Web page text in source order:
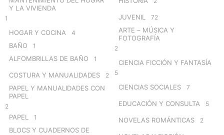
Y LA VIVIENDA
1
HOGAR Y COCINA 4
BAÑO 1
ALFOMBRILLAS DE BAÑO 1
COSTURA Y MANUALIDADES 2
PAPEL Y MANUALIDADES CON
PAPEL
2
PAPEL 1
BLOCS Y CUADERNOS DE
JUVENIL 72
ARTE – MÚSICA Y
FOTOGRAFÍA
2
CIENCIA FICCIÓN Y FANTASÍA
5
CIENCIAS SOCIALES 7
EDUCACIÓN Y CONSULTA 5
NOVELAS ROMÁNTICAS 2